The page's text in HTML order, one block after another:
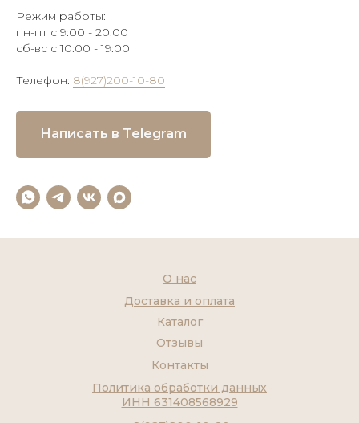
Режим работы:
пн-пт с 9:00 - 20:00
сб-вс с 10:00 - 19:00
Телефон: 8(927)200-10-80
Написать в Telegram
Контакты
Каталог
О нас
Доставка и оплата
Отзывы
Политика обработки данных
ИНН 631408568929